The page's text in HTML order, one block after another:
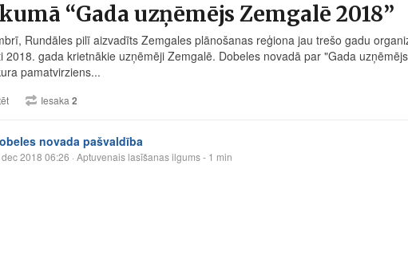
“Gada uzņēmējs Zemgalē 2018”
Rundāles pilī aizvadīts Zemgales plānošanas reģiona jau trešo gadu
2018. gada krietnākie uzņēmēji Zemgalē. Dobeles novadā par "Gada
pamatvirziens...
Iesaka 2
novada pašvaldība
2018 06:26 · Aptuvenais lasīšanas ilgums - 1 min